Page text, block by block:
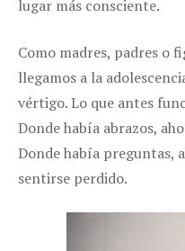
lugar más consciente.
Como madres, padres o
llegamos a la
vértigo. Lo que antes
Donde había abrazos,
Donde había preguntas,
sentirse perdido.